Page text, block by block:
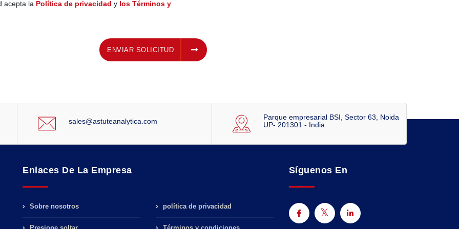
acepta la Política de privacidad y los Términos y
ENVIAR SOLICITUD
sales@astuteanalytica.com
Parque empresarial BSI, Sector 63, Noida
UP- 201301 - India
Enlaces De La Empresa
Sobre nosotros política de privacidad
Síguenos En